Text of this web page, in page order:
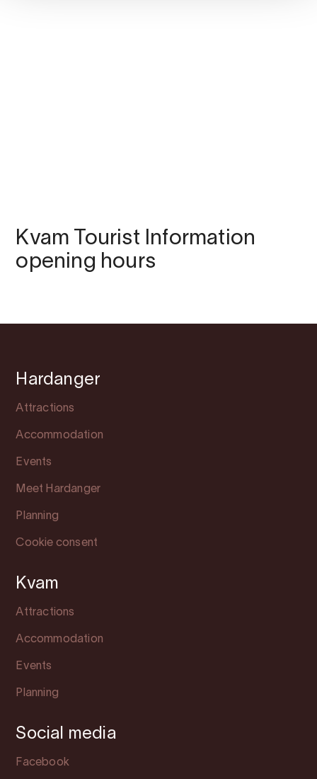
Kvam Tourist Information
opening hours
Hardanger
Attractions
Accommodation
Events
Meet Hardanger
Planning
Cookie consent
Kvam
Attractions
Accommodation
Events
Planning
Social media
Facebook